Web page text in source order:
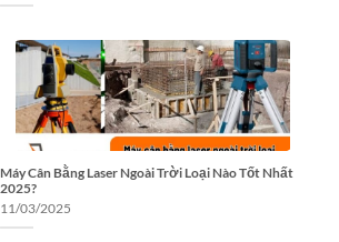
Máy Cân Bằng Laser Ngoài Trời Loại Nào Tốt Nhất
2025?
11/03/2025